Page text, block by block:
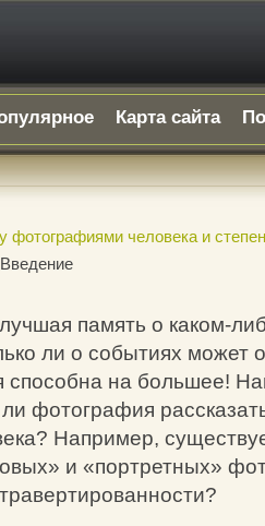
Карта сайта
фотографиями человека и
память о каком-
ли о событиях может
на большее!
фотография
Например,
и «портретных»